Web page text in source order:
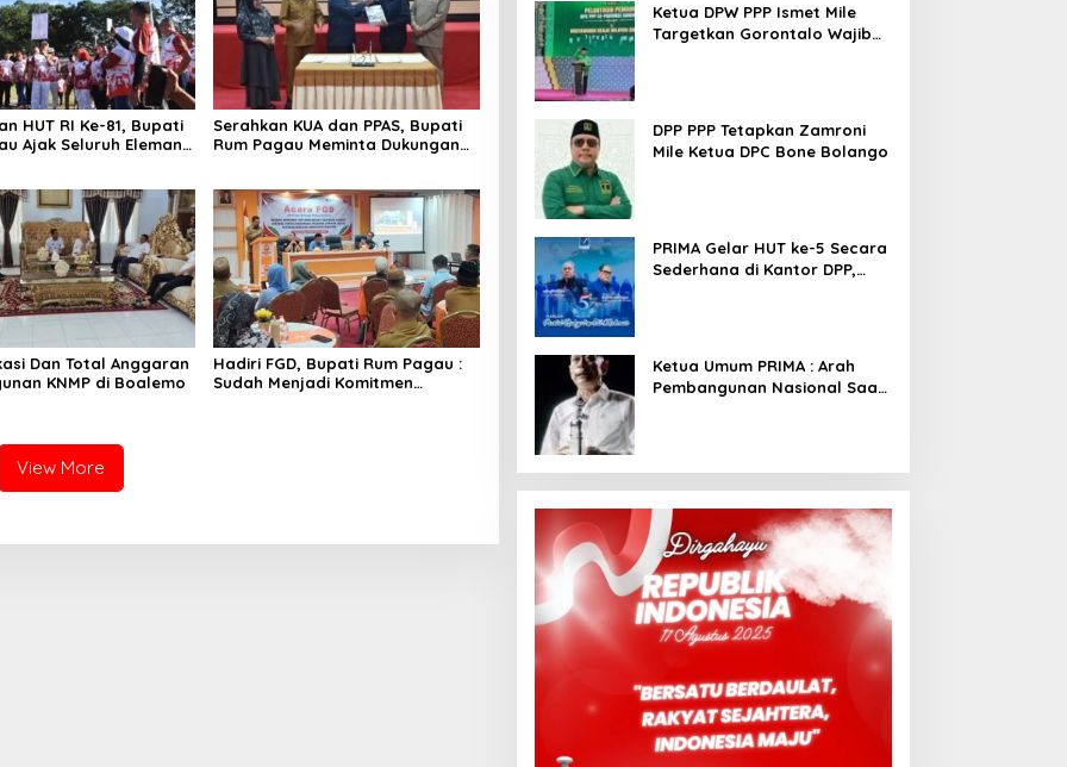
HUT RI Ke-81, Bupati
Ajak Seluruh Eleman
Serahkan KUA dan PPAS, Bupati
Rum Pagau Meminta Dukungan
Dan Total Anggaran
KNMP di Boalemo
Hadiri FGD, Bupati Rum Pagau :
Sudah Menjadi Komitmen
View More
Ketua DPW PPP Ismet Mile
Targetkan Gorontalo Wajib
DPP PPP Tetapkan Zamroni
Mile Ketua DPC Bone Bolango
PRIMA Gelar HUT ke-5 Secara
Sederhana di Kantor DPP,
Ketua Umum PRIMA : Arah
Pembangunan Nasional Saat